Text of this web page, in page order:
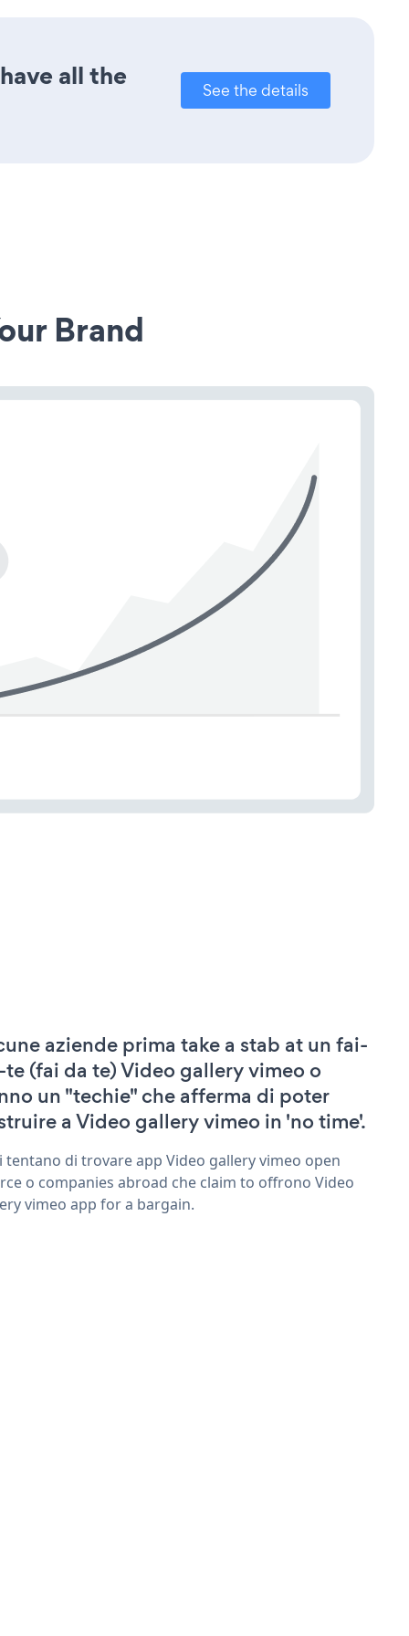
all the See the details
Brand
aziende prima take a stab at un fai-
(fai da te) Video gallery vimeo o
un "techie" che afferma di poter
a Video gallery vimeo in 'no time'.
tentano di trovare app Video gallery vimeo open
o companies abroad che claim to offrono Video
vimeo app for a bargain.